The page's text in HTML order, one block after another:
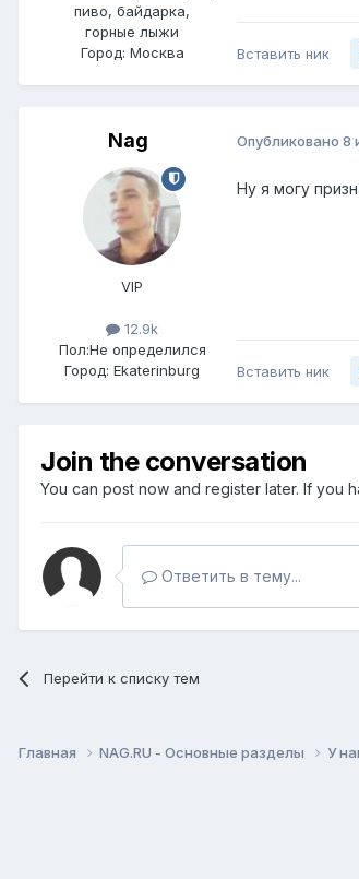
пиво, байдарка,
горные лыжи
Город: Москва Вставить ник
Nag
VIP
12.9k
Пол:Не определился
Город: Ekaterinburg
Опубликовано 8
Ну я могу
Вставить ник
Join the conversation
You can post now and register later. If you
Ответить в тему...
Перейти к списку тем
Главная NAG.RU - Основные разделы У